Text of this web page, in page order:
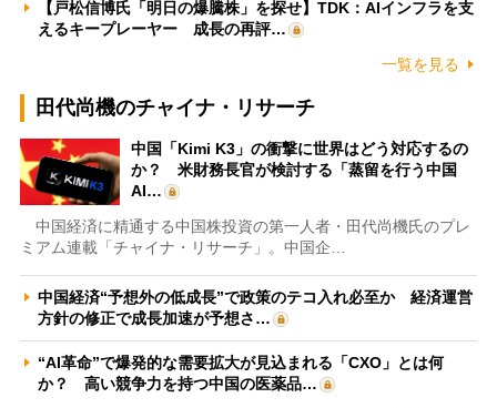
【戸松信博氏「明日の爆騰株」を探せ】TDK：AIインフラを支
えるキープレーヤー 成長の再評…
一覧を見る
田代尚機のチャイナ・リサーチ
中国「Kimi K3」の衝撃に世界はどう対応するの
か？ 米財務長官が検討する「蒸留を行う中国
AI…
中国経済に精通する中国株投資の第一人者・田代尚機氏のプレ
ミアム連載「チャイナ・リサーチ」。中国企…
中国経済“予想外の低成長”で政策のテコ入れ必至か 経済運営
方針の修正で成長加速が予想さ…
“AI革命”で爆発的な需要拡大が見込まれる「CXO」とは何
か？ 高い競争力を持つ中国の医薬品…